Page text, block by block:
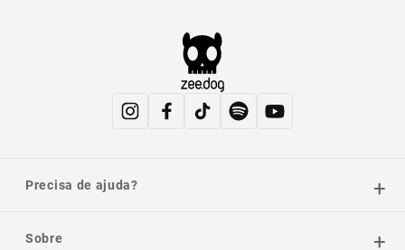
Precisa de ajuda?
Sobre